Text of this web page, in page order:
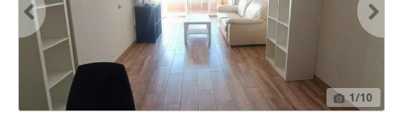
1/10